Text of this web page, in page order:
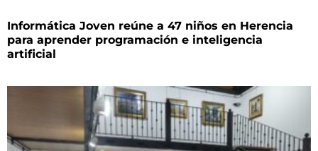
Informática Joven reúne a 47 niños en Herencia
para aprender programación e inteligencia
artificial